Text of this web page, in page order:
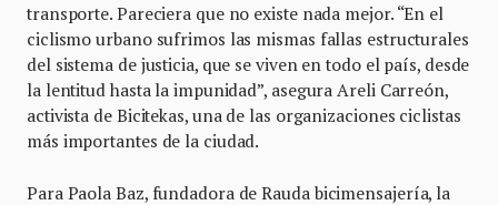
transporte. Pareciera que no existe nada mejor. “En el
ciclismo urbano sufrimos las mismas fallas estructurales
del sistema de justicia, que se viven en todo el país, desde
la lentitud hasta la impunidad”, asegura Areli Carreón,
activista de Bicitekas, una de las organizaciones ciclistas
más importantes de la ciudad.
Para Paola Baz, fundadora de Rauda bicimensajería, la